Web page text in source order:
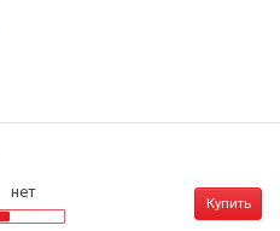
нет
Купить